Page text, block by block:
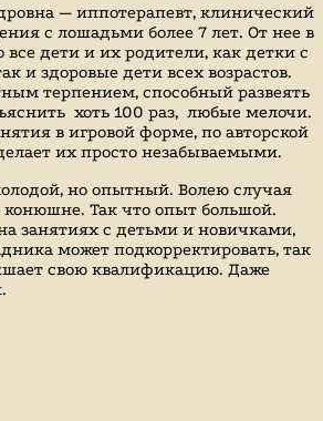
— иппотерапевт, клинический
с лошадьми более 7 лет. От нее в
все дети и их родители, как детки с
и здоровые дети всех возрастов.
терпением, способный развеять
хоть 100 раз, любые мелочи.
в игровой форме, по авторской
их просто незабываемыми.
но опытный. Волею случая
Так что опыт большой.
занятиях с детьми и новичками,
может подкорректировать, так
свою квалификацию. Даже